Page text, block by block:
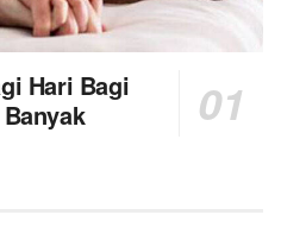
Hari Bagi